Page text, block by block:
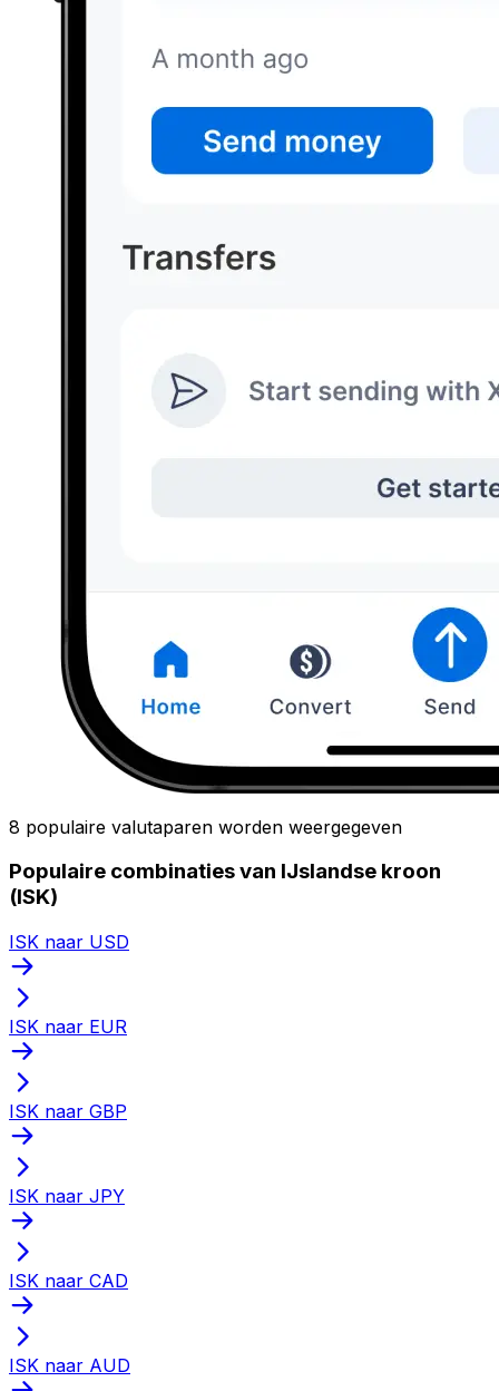
8 populaire valutaparen worden weergegeven
Populaire combinaties van IJslandse kroon
(ISK)
ISK naar USD
ISK naar EUR
ISK naar GBP
ISK naar JPY
ISK naar CAD
ISK naar AUD